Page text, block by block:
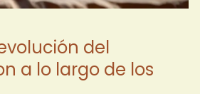
del
a lo largo de los